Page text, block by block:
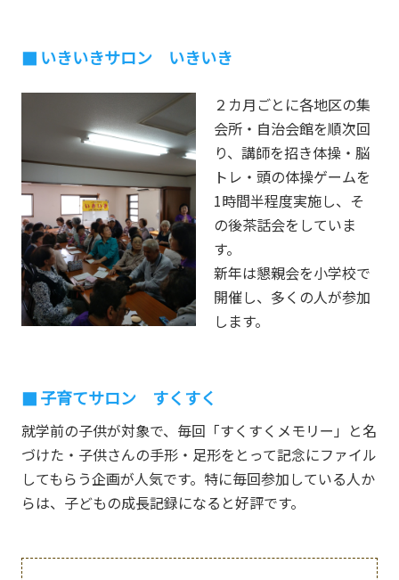
いきいきサロン いきいき
２カ月ごとに各地区の集
会所・自治会館を順次回
り、講師を招き体操・脳
トレ・頭の体操ゲームを
1時間半程度実施し、そ
の後茶話会をしていま
す。
新年は懇親会を小学校で
開催し、多くの人が参加
します。
子育てサロン すくすく
就学前の子供が対象で、毎回「すくすくメモリー」と名
づけた・子供さんの手形・足形をとって記念にファイル
してもらう企画が人気です。特に毎回参加している人か
らは、子どもの成長記録になると好評です。